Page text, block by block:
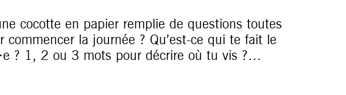
cocotte en papier remplie de questions toutes
la journée ? Qu’est-ce qui te fait le
? 1, 2 ou 3 mots pour décrire où tu vis ?…